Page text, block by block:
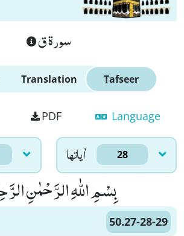
سورة ق
Translation Tafseer
PDF Language
اٰياتها 28
بِسْمِ اللّٰهِ الرَّحْمٰنِ
50.27-28-29